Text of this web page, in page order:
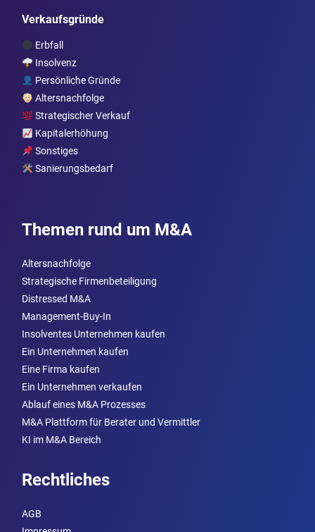
Verkaufsgründe
Erbfall
Insolvenz
Persönliche Gründe
Altersnachfolge
Strategischer Verkauf
Kapitalerhöhung
Sonstiges
Sanierungsbedarf
Themen rund um M&A
Altersnachfolge
Strategische Firmenbeteiligung
Distressed M&A
Management-Buy-In
Insolventes Unternehmen kaufen
Ein Unternehmen kaufen
Eine Firma kaufen
Ein Unternehmen verkaufen
Ablauf eines M&A Prozesses
M&A Plattform für Berater und Vermittler
KI im M&A Bereich
Rechtliches
AGB